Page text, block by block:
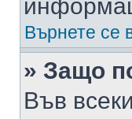
Върнете се
» Защо
Във